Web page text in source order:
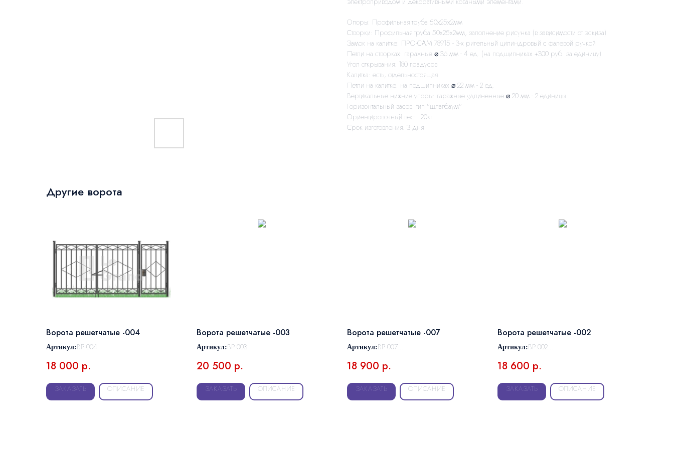
Опоры: Профильная труба 50х25х2мм
Створки: Профильная труба 50х25х2мм, заполнение рисунка (в зависимости от эскиза)
Замок на калитке: ПРО-САМ 78915 - 3-х ригельный цилиндровый с фалевой ручкой
Петли на створках: гаражные ⌀ 36 мм - 4 ед. (на подшипниках +300 руб. за единицу)
Угол открывания: 180 градусов
Калитка: есть, отдельностоящая
Петли на калитке: на подшипниках ⌀ 22 мм - 2 ед.
Вертикальные нижние упоры: гаражные удлиненные ⌀ 20 мм - 2 единицы
Горизонтальный засов: тип "шлагбаум"
Ориентировочный вес: 120кг
Срок изготовления: 3 дня
Другие ворота
Ворота решетчатые -004
Артикул:ВР-004
18 000 р.
ЗАКАЗАТЬ ОПИСАНИЕ
Ворота решетчатые -003
Артикул:ВР-003
20 500 р.
ЗАКАЗАТЬ ОПИСАНИЕ
Ворота решетчатые -007
Артикул:ВР-007
18 900 р.
ЗАКАЗАТЬ ОПИСАНИЕ
Ворота решетчатые -002
Артикул:ВР-002
18 600 р.
ЗАКАЗАТЬ ОПИСАНИЕ